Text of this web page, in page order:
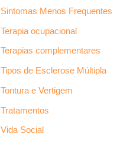
Sintomas Menos Frequentes
Terapia ocupacional
Terapias complementares
Tipos de Esclerose Múltipla
Tontura e Vertigem
Tratamentos
Vida Social